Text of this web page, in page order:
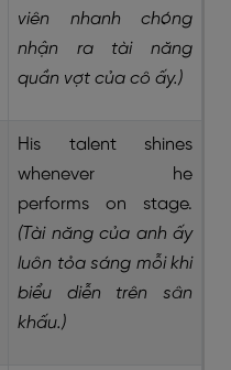
viên nhanh chóng
nhận ra tài năng
quần vợt của cô ấy.)
His talent shines
whenever he
performs on stage.
(Tài năng của anh ấy
luôn tỏa sáng mỗi khi
biểu diễn trên sân
khấu.)